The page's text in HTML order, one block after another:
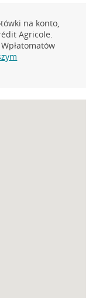
na konto,
Agricole.